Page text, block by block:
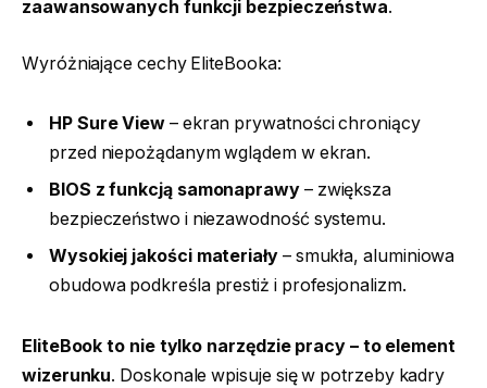
zaawansowanych funkcji bezpieczeństwa.
Wyróżniające cechy EliteBooka:
HP Sure View – ekran prywatności chroniący
przed niepożądanym wglądem w ekran.
BIOS z funkcją samonaprawy– zwiększa
bezpieczeństwo i niezawodność systemu.
Wysokiej jakości materiały– smukła, aluminiowa
obudowa podkreśla prestiż i profesjonalizm.
EliteBook to nie tylko narzędzie pracy – to element
wizerunku. Doskonale wpisuje się w potrzeby kadry